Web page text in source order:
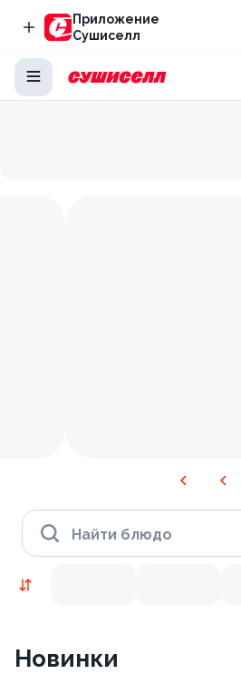
Приложение
Сушиселл
Найти блюдо
Новинки